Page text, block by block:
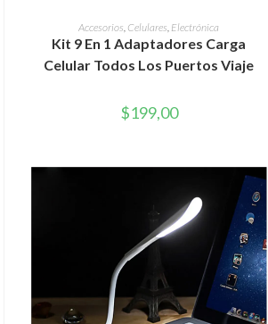
AÑADIR AL CARRITO
Accesorios Celulares Electrónica
Kit 9 En 1 Adaptadores Carga
Celular Todos Los Puertos Viaje
$199,00